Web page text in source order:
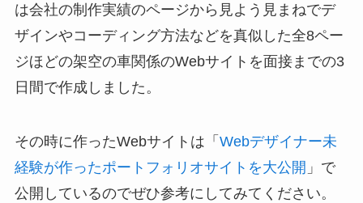
は会社の制作実績のページから見よう見まねでデ
ザインやコーディング方法などを真似した全8ペー
ジほどの架空の車関係のWebサイトを面接までの3
日間で作成しました。
その時に作ったWebサイトは「 Webデザイナー未
経験が作ったポートフォリオサイトを大公開 」で
公開しているのでぜひ参考にしてみてください。